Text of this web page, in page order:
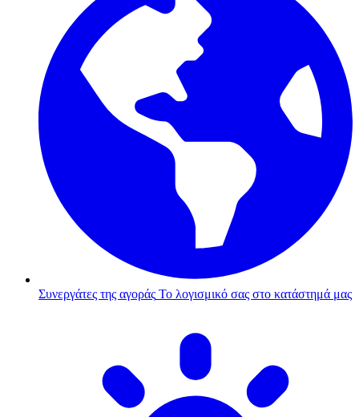
Συνεργάτες της αγοράς Το λογισμικό σας στο κατάστημά μας